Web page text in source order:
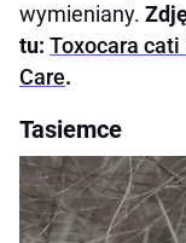
wymieniany.
tu: Toxocara
Care.
Tasiemce